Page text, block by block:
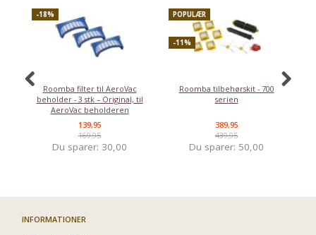
-18%
Roomba filter til AeroVac
beholder - 3 stk – Original, til
AeroVac beholderen
139,95
169,95
Du sparer: 30,00
POPULÆR
-11%
Roomba tilbehørskit - 700
serien
389,95
439,95
Du sparer: 50,00
INFORMATIONER